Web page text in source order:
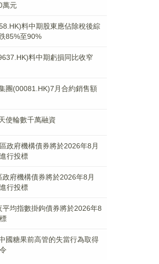
萬元
料中期股東應佔除稅後綜
85%至90%
料中期虧損同比收窄
團(00081.HK)7月合約銷售額
使輪數千萬融資
政府機構債券將於2026年8月
行投標
府機構債券將於2026年8月
行投標
平均指數掛鉤債券將於2026年8
國糖果前高管的失當行為取得